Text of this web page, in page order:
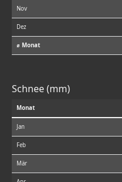
Nov
Dez
⌀ Monat
Schnee (mm)
Monat
Jan
Feb
Mär